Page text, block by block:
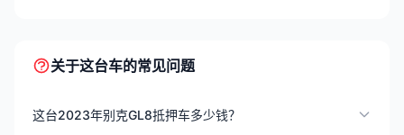
关于这台车的常见问题
这台2023年别克GL8抵押车多少钱？